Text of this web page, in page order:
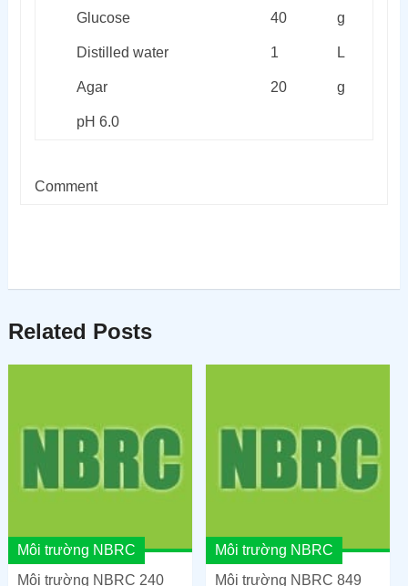
Glucose 40 g
Distilled water 1 L
Agar 20 g
pH 6.0
Comment
Related Posts
Môi trường NBRC
Môi trường NBRC 240
Môi trường NBRC
Môi trường NBRC 849